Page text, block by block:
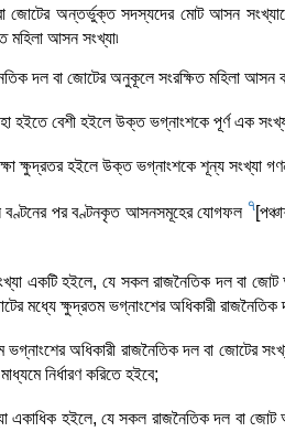
জোটের অন্তর্ভুক্ত সদস্যদের মোট আসন
মহিলা আসন সংখ্যা৷
দল বা জোটের অনুকূলে সংরক্ষিত মহিলা আসন
হইতে বেশী হইলে উক্ত ভগ্নাংশকে পূর্ণ এক
ক্ষুদ্রতর হইলে উক্ত ভগ্নাংশকে শূন্য সংখ্যা
পর বণ্টনকৃত আসনসমূহের যোগফল 7
একটি হইলে, যে সকল রাজনৈতিক দল বা জোট
মধ্যে ক্ষুদ্রতম ভগ্নাংশের অধিকারী
ভগ্নাংশের অধিকারী রাজনৈতিক দল বা জোটের
নির্ধারণ করিতে হইবে;
হইলে, যে সকল রাজনৈতিক দল বা জোট